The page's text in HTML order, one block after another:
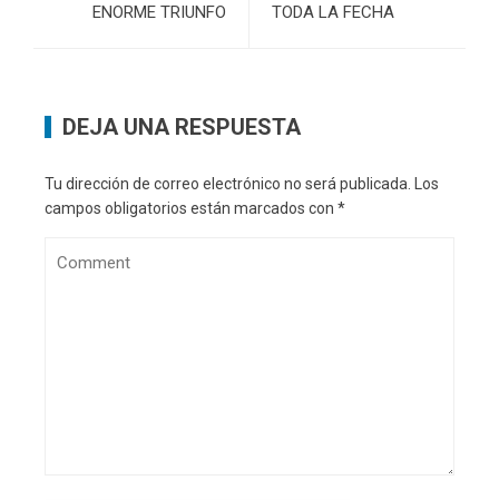
ENORME TRIUNFO
TODA LA FECHA
DEJA UNA RESPUESTA
Tu dirección de correo electrónico no será publicada. Los
campos obligatorios están marcados con *